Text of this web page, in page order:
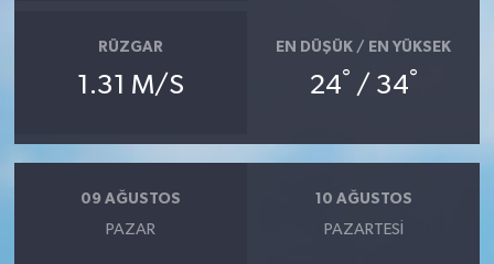
RÜZGAR
1.31 M/S
EN DÜŞÜK / EN YÜKSEK
24° / 34°
09 AĞUSTOS
PAZAR
10 AĞUSTOS
PAZARTESI